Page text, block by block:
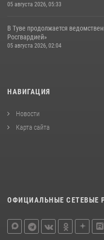
05 августа 2026, 05:33
В Туве продолжается
Росгвардией»
05 августа 2026, 02:04
НАВИГАЦИЯ
Новости
Карта сайта
ОФИЦИАЛЬНЫЕ СЕТЕВЫЕ